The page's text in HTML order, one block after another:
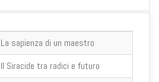
La sapienza di un maestro
Il Siracide tra radici e futuro